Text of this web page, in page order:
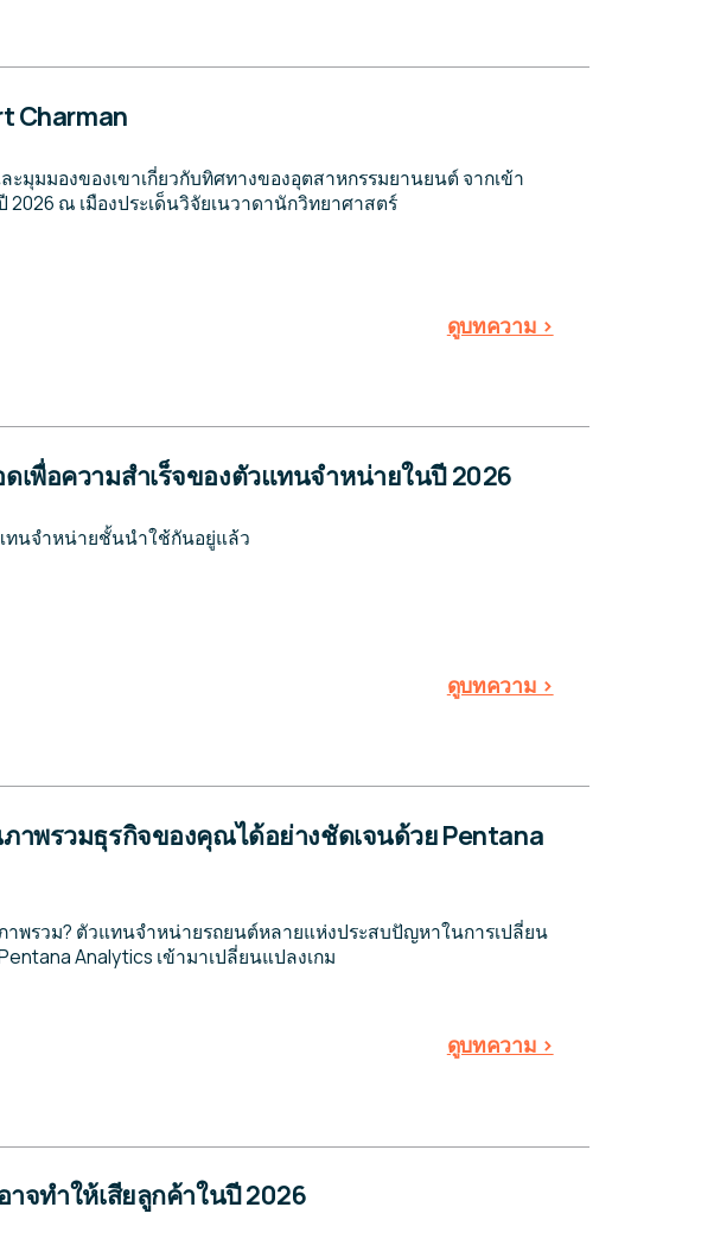
Charman
มมองของเขาเกี่ยวกับทิศทางของอุตสาหกรรมยานยนต์ จากเข้า
2026 ณ เมืองประเด็นวิจัยเนวาดานักวิทยาศาสตร์
ดูบทความ >
พื่อความสำเร็จของตัวแทนจำหน่ายในปี 2026
ทนจำหน่ายชั้นนำใช้กันอยู่แล้ว
ดูบทความ >
ภาพรวมธุรกิจของคุณได้อย่างชัดเจนด้วย Pentana
าพรวม? ตัวแทนจำหน่ายรถยนต์หลายแห่งประสบปัญหาในการเปลี่ยน
Analytics เข้ามาเปลี่ยนแปลงเกม
ดูบทความ >
จทำให้เสียลูกค้าในปี 2026